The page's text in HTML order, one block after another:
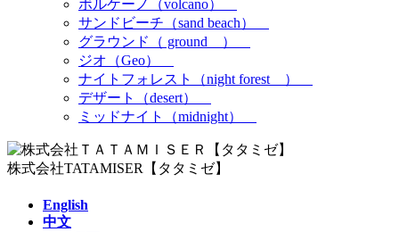
ボルケーノ（volcano）
サンドビーチ（sand beach）
グラウンド（ ground ）
ジオ（Geo）
ナイトフォレスト（night forest ）
デザート（desert）
ミッドナイト（midnight）
株式会社TATAMISER【タタミゼ】
English
中文